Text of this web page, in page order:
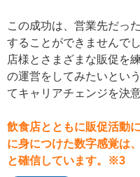
この成功は、営業先だっ
することができませんで
店様とさまざまな販促を
の運営をしてみたいとい
てキャリアチェンジを決
飲食店とともに販促活動
に身につけた数字感覚は
と確信しています。※3